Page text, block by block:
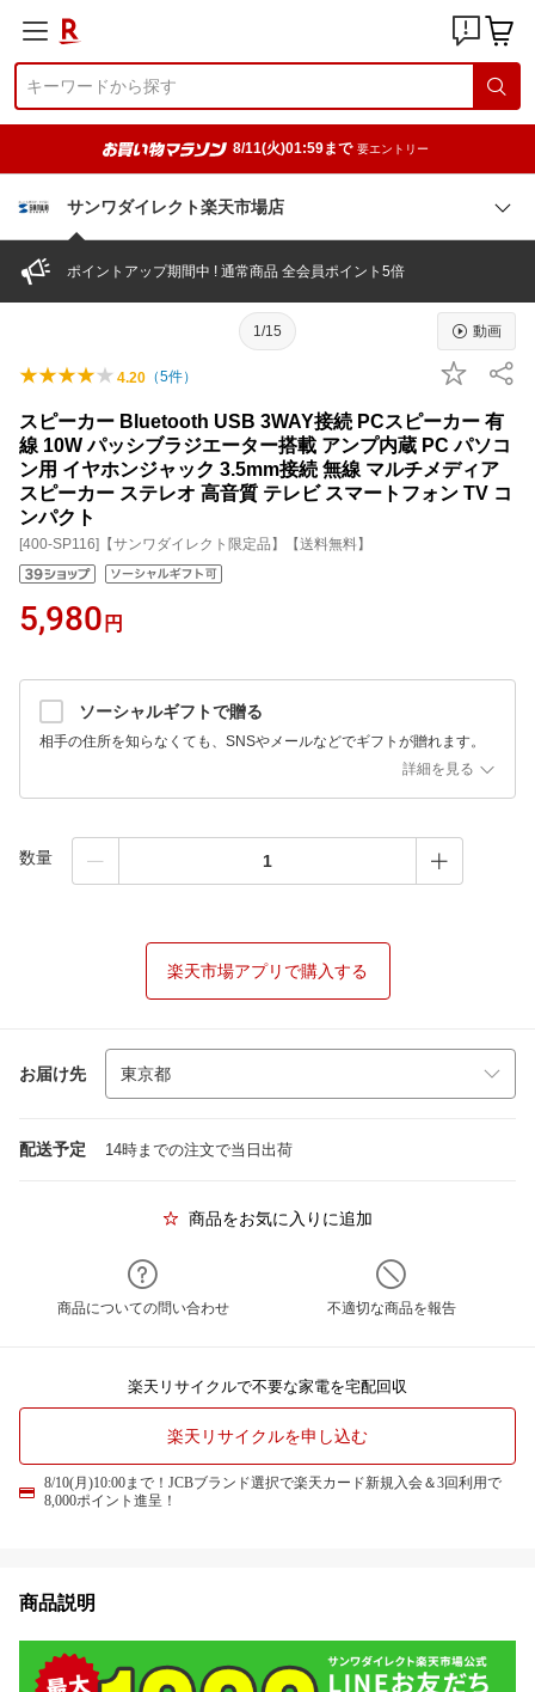
8/11(火)01:59まで 要エントリー
サンワダイレクト楽天市場店
ポイントアップ期間中 ! 通常商品 全会員ポイント5倍
1/15 動画
4.20 （5件）
スピーカー Bluetooth USB 3WAY接続 PCスピーカー 有
線 10W パッシブラジエーター搭載 アンプ内蔵 PC パソコ
ン用 イヤホンジャック 3.5mm接続 無線 マルチメディア
スピーカー ステレオ 高音質 テレビ スマートフォン TV コ
ンパクト
[400-SP116]【サンワダイレクト限定品】【送料無料】
5,980 円
ソーシャルギフトで贈る
相手の住所を知らなくても、SNSやメールなどでギフトが贈れます。
詳細を見る
数量
楽天市場アプリで購入する
お届け先
配送予定 14時までの注文で当日出荷
商品をお気に入りに追加
商品についての問い合わせ 不適切な商品を報告
楽天リサイクルで不要な家電を宅配回収
楽天リサイクルを申し込む
8/10(月)10:00まで！JCBブランド選択で楽天カード新規入会＆3回利用で
8,000ポイント進呈！
商品説明